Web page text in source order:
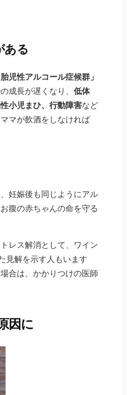
ある
胎児性アルコール症候群」
成長が遅くなり、 低体
小児まひ、行動障害など
マが飲酒をしなければ
妊娠後も同じようにアル
腹の赤ちゃんの命を守る
レス解消として、ワイン
見解を示す人もいます
合は、かかりつけの医師
因に